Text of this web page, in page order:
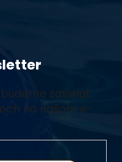
zasielať
na našom e-